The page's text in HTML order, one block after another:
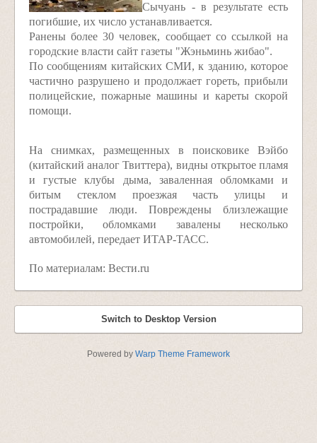
Сычуань - в результате есть
погибшие, их число устанавливается.
Ранены более 30 человек, сообщает со ссылкой на
городские власти сайт газеты "Жэньминь жибао".
По сообщениям китайских СМИ, к зданию, которое
частично разрушено и продолжает гореть, прибыли
полицейские, пожарные машины и кареты скорой
помощи.
На снимках, размещенных в поисковике Вэйбо
(китайский аналог Твиттера), видны открытое пламя
и густые клубы дыма, заваленная обломками и
битым стеклом проезжая часть улицы и
пострадавшие люди. Повреждены близлежащие
постройки, обломками завалены несколько
автомобилей, передает ИТАР-ТАСС.
По материалам: Вести.ru
Switch to Desktop Version
Powered by Warp Theme Framework